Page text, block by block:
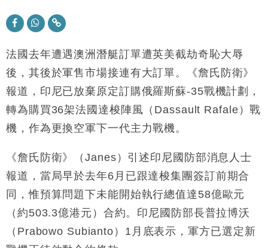
11:30
市場落地
東京半島
13:12
國際｜特朗普赴洛杉磯高球場活動前 男子攜槍彈被捕
12:30
手
11:40
財經｜黑石傳再籌逾360億美元 支援Anthropic租用
10:57
財經｜美商務部擬擴大金屬關稅範圍 14類產品或加徵
25%
18:15
本地｜新世界K11 9月升級會員制度 增鉑金卡級別鎖
定高消費客群
17:40
財經｜本港6月零售額連升14個月 珠寶鐘錶銷售升勢
最強
法國去年遭遇澳洲潛艇訂單遭英美截劫奇恥大辱
後，其後於軍售市場接連有大訂單。《詹氏防衛》
報道，印尼已放棄原定訂購俄羅斯蘇-35戰機計劃，
轉為購買36架法國達梭陣風（Dassault Rafale）戰
機，作為更換空軍下一代主力戰機。
《詹氏防衛》（Janes）引述印尼國防部消息人士
報道，當局早於去年6月已跟達梭集團簽訂前期合
同，惟預算問題下未能開始執行總值達58億歐元
（約503.3億港元）合約。印尼國防部長普拉博沃
（Prabowo Subianto）1月底表示，軍方已選定新